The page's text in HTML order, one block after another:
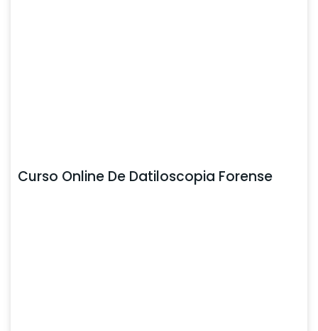
Curso Online De Datiloscopia Forense